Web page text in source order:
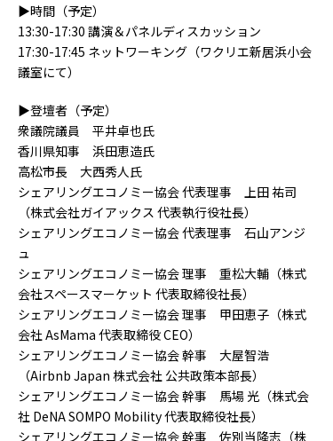
▶︎時間（予定）
13:30-17:30 講演＆パネルディスカッション
17:30-17:45 ネットワーキング（ワクリエ新居浜小会
議室にて）
▶︎登壇者（予定）
衆議院議員 平井卓也氏
香川県知事 浜田恵造氏
高松市長 大西秀人氏
シェアリングエコノミー協会 代表理事 上田 祐司
（株式会社ガイアックス 代表執行役社長）
シェアリングエコノミー協会 代表理事 石山アンジ
ュ
シェアリングエコノミー協会 理事 重松大輔（株式
会社スペースマーケット 代表取締役社長）
シェアリングエコノミー協会 理事 甲田恵子（株式
会社 AsMama 代表取締役 CEO）
シェアリングエコノミー協会 幹事 大屋智浩
（Airbnb Japan 株式会社 公共政策本部長）
シェアリングエコノミー協会 幹事 馬場 光（株式会
社 DeNA SOMPO Mobility 代表取締役社長）
シェアリングエコノミー協会 幹事 佐別当隆志（株